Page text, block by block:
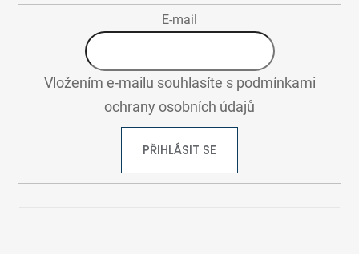
E-mail
Vložením e-mailu souhlasíte s podmínkami
ochrany osobních údajů
PŘIHLÁSIT SE